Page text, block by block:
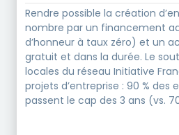
Rendre possible la création
nombre par un financement
d’honneur à taux zéro) et un
gratuit et dans la durée. Le
locales du réseau Initiative
projets d’entreprise : 90 % des
passent le cap des 3 ans (vs.